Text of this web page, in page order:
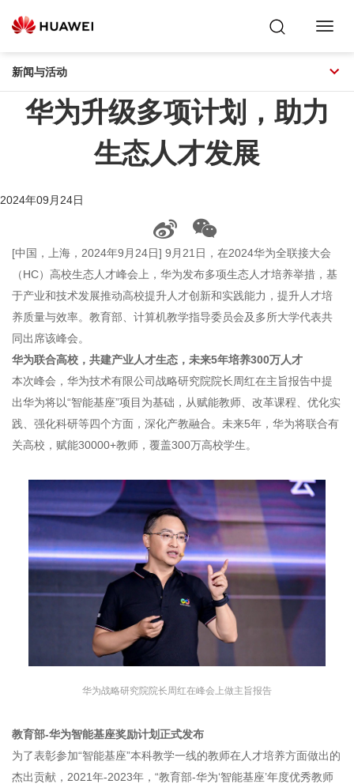
新闻与活动
华为升级多项计划，助力
生态人才发展
2024年09月24日
[中国，上海，2024年9月24日] 9月21日，在2024华为全联接大会
（HC）高校生态人才峰会上，华为发布多项生态人才培养举措，基
于产业和技术发展推动高校提升人才创新和实践能力，提升人才培
养质量与效率。教育部、计算机教学指导委员会及多所大学代表共
同出席该峰会。
华为联合高校，共建产业人才生态，未来5年培养300万人才
本次峰会，华为技术有限公司战略研究院院长周红在主旨报告中提
出华为将以“智能基座”项目为基础，从赋能教师、改革课程、优化实
践、强化科研等四个方面，深化产教融合。未来5年，华为将联合有
关高校，赋能30000+教师，覆盖300万高校学生。
华为战略研究院院长周红在峰会上做主旨报告
教育部-华为智能基座奖励计划正式发布
为了表彰参加“智能基座”本科教学一线的教师在人才培养方面做出的
杰出贡献，2021年-2023年，“教育部-华为‘智能基座’年度优秀教师